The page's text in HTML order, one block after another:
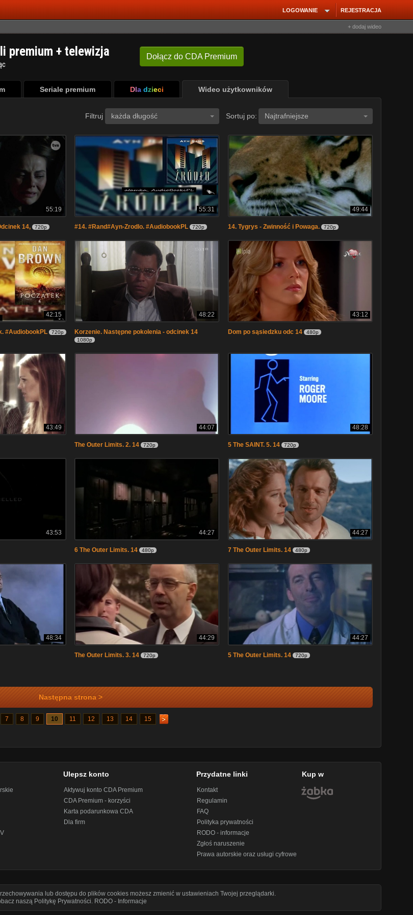
REJESTRACJA
LOGOWANIE
+ dodaj wideo
Dołącz do CDA Premium
premium + telewizja
Seriale premium Dla dzieci Wideo użytkowników
Filtruj każda długość Sortuj po: Najtrafniejsze
55:19
14, 720p
55:31
#14. #Rand#Ayn-Zrodlo. #AudiobookPL 720p
49:44
14. Tygrys - Zwinność i Powaga. 720p
42:15
#AudiobookPL 720p
48:22
Korzenie. Następne pokolenia - odcinek 14
1080p
43:12
Dom po sąsiedzku odc 14 480p
43:49 44:07
The Outer Limits. 2. 14 720p
48:28
5 The SAINT. 5. 14 720p
43:53 44:27
6 The Outer Limits. 14 480p
44:27
7 The Outer Limits. 14 480p
48:34 44:29
The Outer Limits. 3. 14 720p
44:27
5 The Outer Limits. 14 720p
Następna strona >
7 8 9 10 11 12 13 14 15
Ulepsz konto
Aktywuj konto CDA Premium
CDA Premium - korzyści
Karta podarunkowa CDA
Dla firm
Przydatne linki
Kontakt
Regulamin
FAQ
Polityka prywatności
RODO - informacje
Zgłoś naruszenie
Prawa autorskie oraz usługi cyfrowe
Kup w
lub dostępu do plików cookies możesz zmienić w ustawieniach Twojej przeglądarki.
naszą Politykę Prywatności. RODO - Informacje